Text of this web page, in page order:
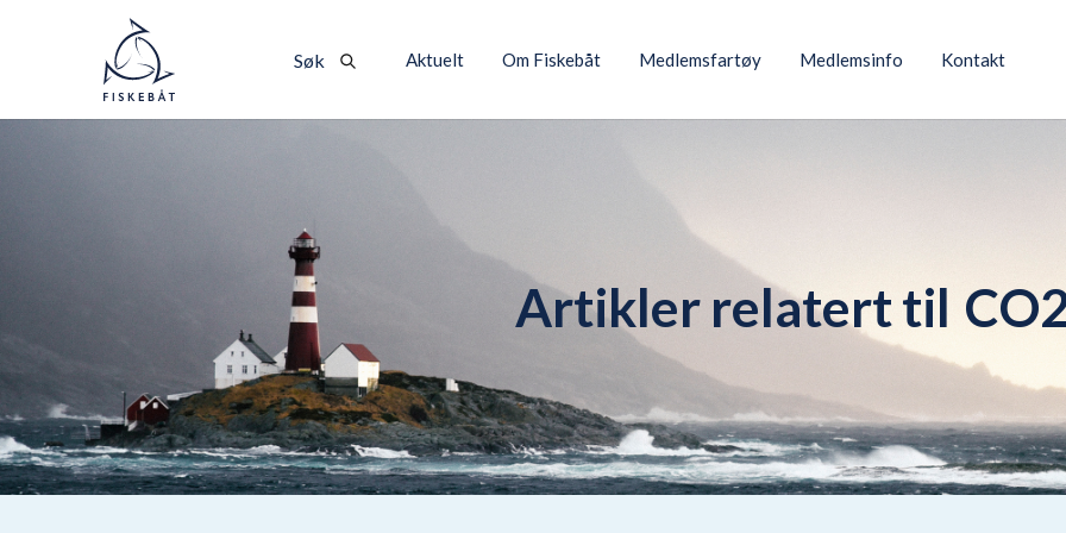
Søk Aktuelt Om Fiskebåt Medlemsfartøy Medlemsinfo Kontakt
Artikler relatert til